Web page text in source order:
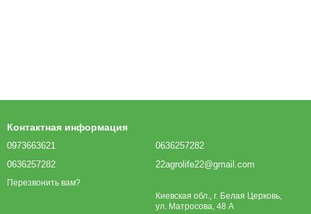
Контактная информация
0973663621
0636257282
Перезвонить вам?
0636257282
22agrolife22@gmail.com
Киевская обл., г. Белая Церковь,
ул. Матросова, 48 А